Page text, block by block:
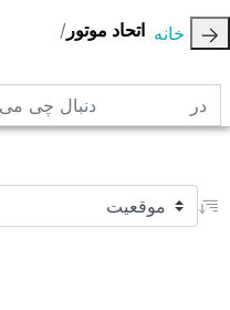
خانه اتحاد موتور